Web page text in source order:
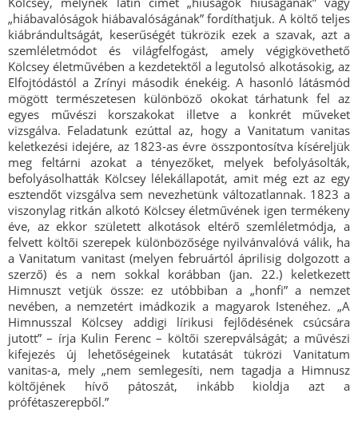
„hiábavalóságok hiábavalóságának” fordíthatjuk. A költő teljes
kiábrándultságát, keserűségét tükrözik ezek a szavak, azt a
szemléletmódot és világfelfogást, amely végigkövethető
Kölcsey életművében a kezdetektől a legutolsó alkotásokig, az
Elfojtódástól a Zrínyi második énekéig. A hasonló látásmód
mögött természetesen különböző okokat tárhatunk fel az
egyes művészi korszakokat illetve a konkrét műveket
vizsgálva. Feladatunk ezúttal az, hogy a Vanitatum vanitas
keletkezési idejére, az 1823-as évre összpontosítva kíséreljük
meg feltárni azokat a tényezőket, melyek befolyásolták,
befolyásolhatták Kölcsey lélekállapotát, amit még ezt az egy
esztendőt vizsgálva sem nevezhetünk változatlannak. 1823 a
viszonylag ritkán alkotó Kölcsey életművének igen termékeny
éve, az ekkor született alkotások eltérő szemléletmódja, a
felvett költői szerepek különbözősége nyilvánvalóvá válik, ha
a Vanitatum vanitast (melyen februártól áprilisig dolgozott a
szerző) és a nem sokkal korábban (jan. 22.) keletkezett
Himnuszt vetjük össze: ez utóbbiban a „honfi” a nemzet
nevében, a nemzetért imádkozik a magyarok Istenéhez. „A
Himnusszal Kölcsey addigi lírikusi fejlődésének csúcsára
jutott” – írja Kulin Ferenc – költői szerepválságát; a művészi
kifejezés új lehetőségeinek kutatását tükrözi Vanitatum
vanitas-a, mely „nem semlegesíti, nem tagadja a Himnusz
költőjének hívő pátoszát, inkább kioldja azt a
prófétaszerepből.”